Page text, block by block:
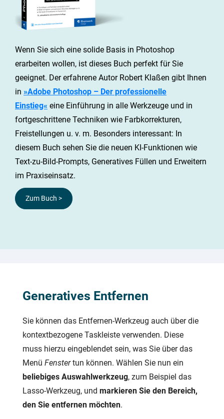
Wenn Sie sich eine solide Basis in Photoshop
erarbeiten wollen, ist dieses Buch perfekt für Sie
geeignet. Der erfahrene Autor Robert Klaßen gibt Ihnen
in »Adobe Photoshop – Der professionelle
Einstieg« eine Einführung in alle Werkzeuge und in
fortgeschrittene Techniken wie Farbkorrekturen,
Freistellungen u. v. m. Besonders interessant: In
diesem Buch sehen Sie die neuen KI-Funktionen wie
Text-zu-Bild-Prompts, Generatives Füllen und Erweitern
im Praxiseinsatz.
Zum Buch >
Generatives Entfernen
Sie können das Entfernen-Werkzeug auch über die
kontextbezogene Taskleiste verwenden. Diese
muss hierzu eingeblendet sein, was Sie über das
Menü Fenstertun können. Wählen Sie nun ein
beliebiges Auswahlwerkzeug, zum Beispiel das
Lasso-Werkzeug, und markieren Sie den Bereich,
den Sie entfernen möchten.